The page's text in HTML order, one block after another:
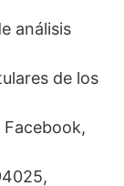
análisis
de los